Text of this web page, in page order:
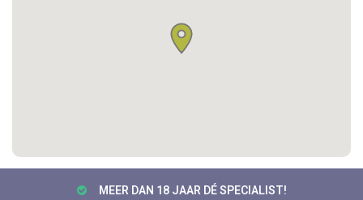
MEER DAN 18 JAAR DÉ SPECIALIST!